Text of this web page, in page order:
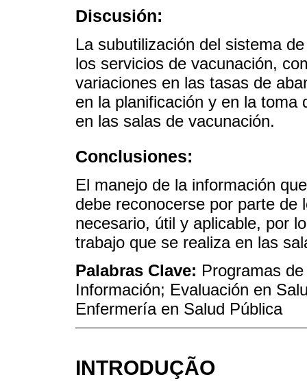
Discusión:
La subutilización del sistema
los servicios de vacunación,
variaciones en las tasas de
en la planificación y en la toma
en las salas de vacunación.
Conclusiones:
El manejo de la información
debe reconocerse por parte de
necesario, útil y aplicable, por
trabajo que se realiza en las
Palabras Clave: Programas
Información; Evaluación en
Enfermería en Salud Pública
INTRODUÇÃO